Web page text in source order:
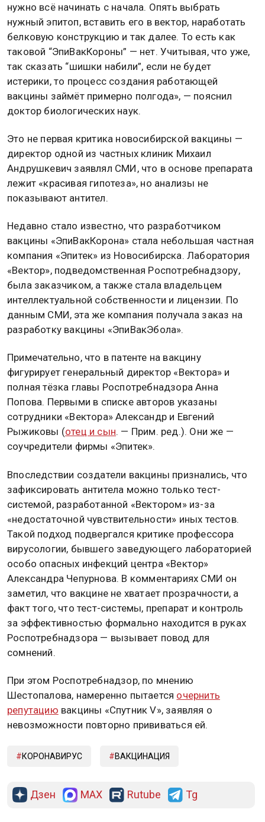
нужно всё начинать с начала. Опять выбрать
нужный эпитоп, вставить его в вектор, наработать
белковую конструкцию и так далее. То есть как
таковой “ЭпиВакКороны” — нет. Учитывая, что уже,
так сказать “шишки набили”, если не будет
истерики, то процесс создания работающей
вакцины займёт примерно полгода», — пояснил
доктор биологических наук.
Это не первая критика новосибирской вакцины —
директор одной из частных клиник Михаил
Андрушкевич заявлял СМИ, что в основе препарата
лежит «красивая гипотеза», но анализы не
показывают антител.
Недавно стало известно, что разработчиком
вакцины «ЭпиВакКорона» стала небольшая частная
компания «Эпитек» из Новосибирска. Лаборатория
«Вектор», подведомственная Роспотребнадзору,
была заказчиком, а также стала владельцем
интеллектуальной собственности и лицензии. По
данным СМИ, эта же компания получала заказ на
разработку вакцины «ЭпиВакЭбола».
Примечательно, что в патенте на вакцину
фигурирует генеральный директор «Вектора» и
полная тёзка главы Роспотребнадзора Анна
Попова. Первыми в списке авторов указаны
сотрудники «Вектора» Александр и Евгений
Рыжиковы (отец и сын. — Прим. ред.). Они же —
соучредители фирмы «Эпитек».
Впоследствии создатели вакцины признались, что
зафиксировать антитела можно только тест-
системой, разработанной «Вектором» из-за
«недостаточной чувствительности» иных тестов.
Такой подход подвергался критике профессора
вирусологии, бывшего заведующего лабораторией
особо опасных инфекций центра «Вектор»
Александра Чепурнова. В комментариях СМИ он
заметил, что вакцине не хватает прозрачности, а
факт того, что тест-системы, препарат и контроль
за эффективностью формально находится в руках
Роспотребнадзора — вызывает повод для
сомнений.
При этом Роспотребнадзор, по мнению
Шестопалова, намеренно пытается очернить
репутацию вакцины «Спутник V», заявляя о
невозможности повторно прививаться ей.
КОРОНАВИРУС ВАКЦИНАЦИЯ
Дзен MAX Rutube Tg